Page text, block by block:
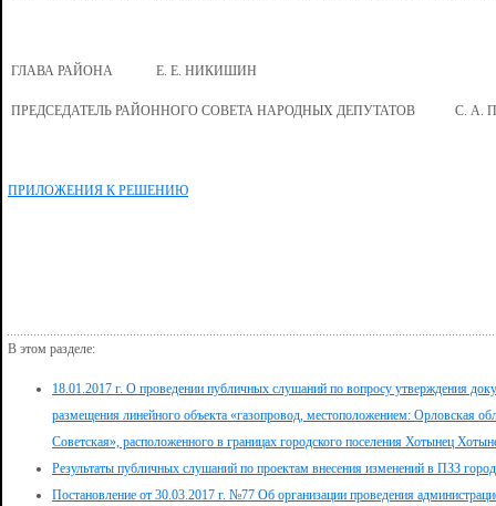
ГЛАВА РАЙОНА Е. Е. НИКИШИН
ПРЕДСЕДАТЕЛЬ РАЙОННОГО СОВЕТА НАРОДНЫХ ДЕПУТАТОВ С. А.
ПРИЛОЖЕНИЯ К РЕШЕНИЮ
В этом разделе:
18.01.2017 г. О проведении публичных слушаний по вопросу утверждения
размещения линейного объекта «газопровод, местоположением: Орловская
Советская», расположенного в границах городского поселения Хотынец
Результаты публичных слушаний по проектам внесения изменений в ПЗЗ
Постановление от 30.03.2017 г. №77 Об организации проведения